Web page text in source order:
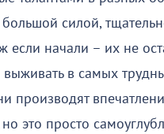
силой,
если начали – их не
в самых
производят
это просто